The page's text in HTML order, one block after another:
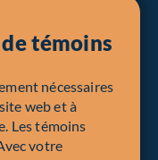
Unis
témoins
nécessaires
web et à
Les témoins
votre